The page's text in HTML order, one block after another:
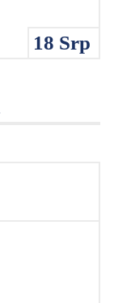
18 Srp